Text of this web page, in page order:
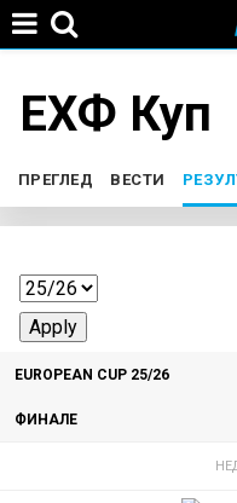
You
are
here
ЕХФ Куп
P
r
i
m
ПРЕГЛЕД ВЕСТИ
EUROPEAN CUP 25/26
ФИНАЛЕ